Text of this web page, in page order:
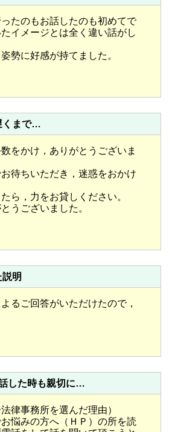
たのもお話したのも初めてで
イメージとは全く違い話がし
勢に好感が持てました。
くまで…
をかけ，ありがとうございま
待ちいただき，迷惑をおかけ
ら，力をお貸しください。
うございました。
明
るご回答がいただけたので，
した時も親切に…
律事務所を選んだ理由）
悩みの方へ（ＨＰ）の所を読